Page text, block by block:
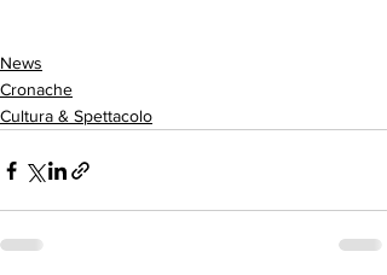
News
Cronache
Cultura & Spettacolo